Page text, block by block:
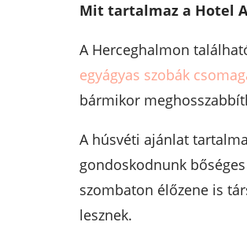
Mit tartalmaz a Hotel
A Herceghalmon
egyágyas szobák
bármikor
A húsvéti ajánlat
gondoskodnunk
szombaton élőzene is
lesznek.